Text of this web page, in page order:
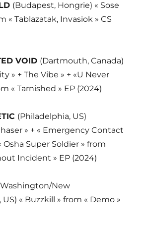
(Budapest, Hongrie) « Sose
« Tablazatak, Invasiok » CS
VOID (Dartmouth, Canada)
» + The Vibe » + «U Never
« Tarnished » EP (2024)
(Philadelphia, US)
» + « Emergency Contact
Osha Super Soldier » from
Incident » EP (2024)
New
« Buzzkill » from « Demo »